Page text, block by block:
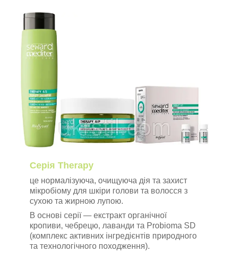
Серія Therapy
це нормалізуюча, очищуюча дія та захист
мікробіому для шкіри голови та волосся з
сухою та жирною лупою.
В основі серії — екстракт органічної
кропиви, чебрецю, лаванди та Probioma SD
(комплекс активних інгредієнтів природного
та технологічного походження).